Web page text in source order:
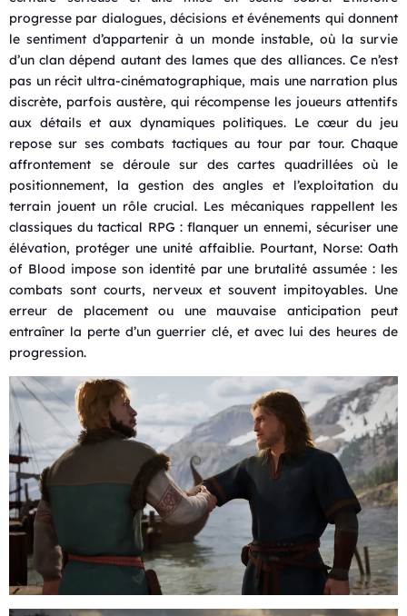
progresse par dialogues, décisions et événements qui donnent
le sentiment d’appartenir à un monde instable, où la survie
d’un clan dépend autant des lames que des alliances. Ce n’est
pas un récit ultra-cinématographique, mais une narration plus
discrète, parfois austère, qui récompense les joueurs attentifs
aux détails et aux dynamiques politiques. Le cœur du jeu
repose sur ses combats tactiques au tour par tour. Chaque
affrontement se déroule sur des cartes quadrillées où le
positionnement, la gestion des angles et l’exploitation du
terrain jouent un rôle crucial. Les mécaniques rappellent les
classiques du tactical RPG : flanquer un ennemi, sécuriser une
élévation, protéger une unité affaiblie. Pourtant, Norse: Oath
of Blood impose son identité par une brutalité assumée : les
combats sont courts, nerveux et souvent impitoyables. Une
erreur de placement ou une mauvaise anticipation peut
entraîner la perte d’un guerrier clé, et avec lui des heures de
progression.